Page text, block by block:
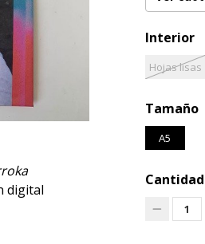
digital
Interior
Hojas lisas
Tamaño
A5
Cantidad
1